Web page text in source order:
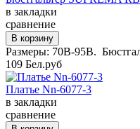
в закладки
сравнение
Размеры: 70B-95B.
109 Бел.руб
Платье Nn-6077-3
в закладки
сравнение